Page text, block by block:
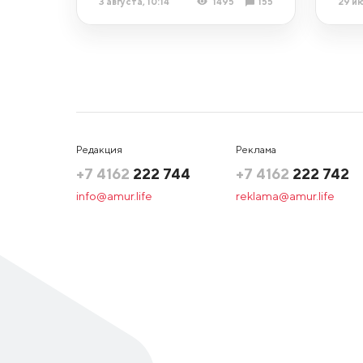
Редакция
+7 4162 222 744
info@amur.life
Реклама
+7 4162 222 742
reklama@amur.life